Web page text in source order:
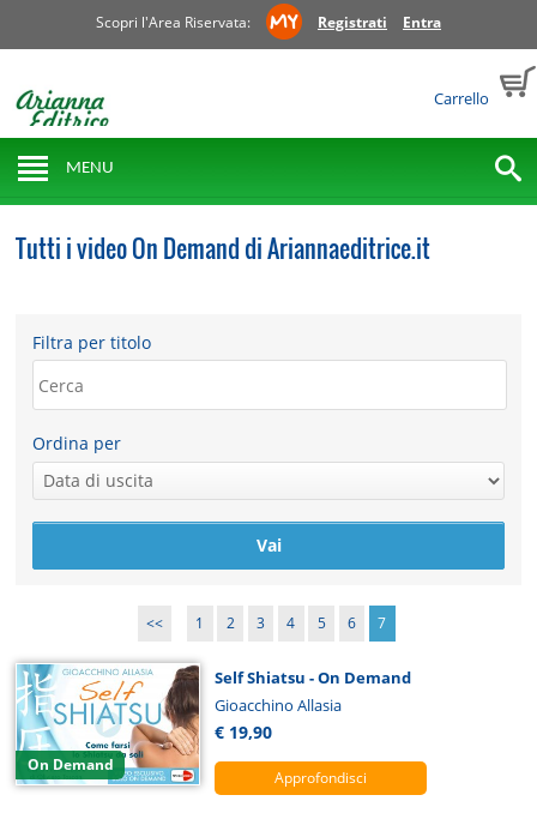
Scopri l'Area Riservata: Registrati Entra
Carrello
MENU
Tutti i video On Demand di Ariannaeditrice.it
Filtra per titolo
Ordina per
<< 1 2 3 4 5 6 7
On Demand
Self Shiatsu - On Demand
Gioacchino Allasia
€ 19,90
Approfondisci